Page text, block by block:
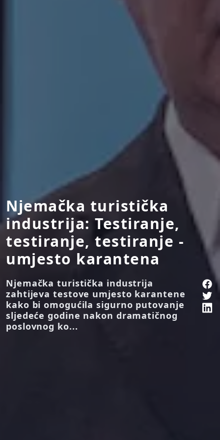
Njemačka turistička
industrija: Testiranje,
testiranje, testiranje -
umjesto karantena
Njemačka turistička industrija
zahtijeva testove umjesto karantene
kako bi omogućila sigurno putovanje
sljedeće godine nakon dramatičnog
poslovnog ko...